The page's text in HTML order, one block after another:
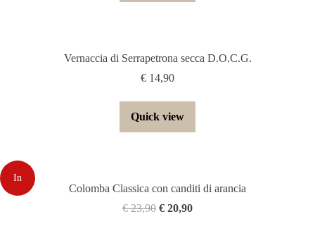
Vernaccia di Serrapetrona secca D.O.C.G.
€ 14,90
Quick view
In
Colomba Classica con canditi di arancia
€23,90 € 20,90